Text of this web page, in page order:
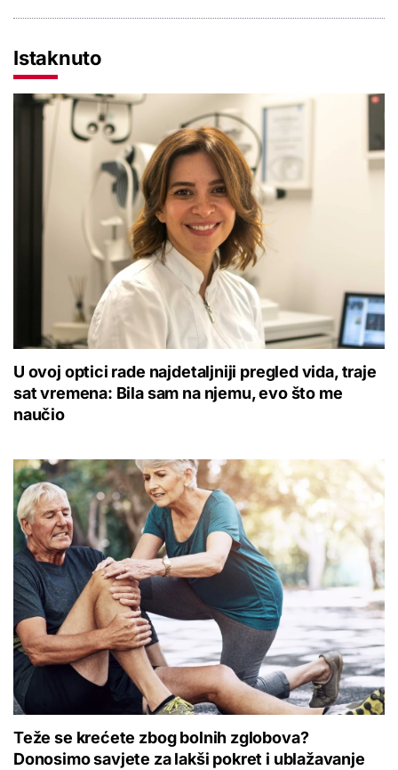
Istaknuto
U ovoj optici rade najdetaljniji pregled vida, traje
sat vremena: Bila sam na njemu, evo što me
naučio
Teže se krećete zbog bolnih zglobova?
Donosimo savjete za lakši pokret i ublažavanje